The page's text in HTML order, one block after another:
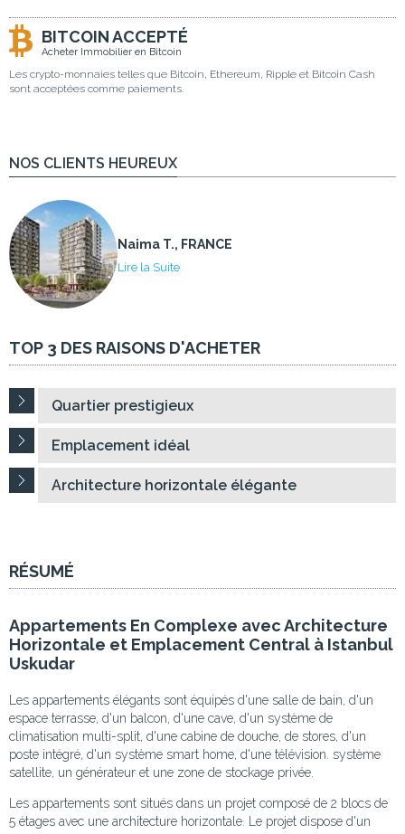
BITCOIN ACCEPTÉ
Acheter Immobilier en Bitcoin
Les crypto-monnaies telles que Bitcoin, Ethereum, Ripple et Bitcoin Cash
sont acceptées comme paiements.
NOS CLIENTS HEUREUX
Naima T., FRANCE
Lire la Suite
TOP 3 DES RAISONS D'ACHETER
Quartier prestigieux
Emplacement idéal
Architecture horizontale élégante
RÉSUMÉ
Appartements En Complexe avec Architecture
Horizontale et Emplacement Central à Istanbul
Uskudar
Les appartements élégants sont équipés d'une salle de bain, d'un
espace terrasse, d'un balcon, d'une cave, d'un système de
climatisation multi-split, d'une cabine de douche, de stores, d'un
poste intégré, d'un système smart home, d'une télévision. système
satellite, un générateur et une zone de stockage privée.
Les appartements sont situés dans un projet composé de 2 blocs de
5 étages avec une architecture horizontale. Le projet dispose d'un